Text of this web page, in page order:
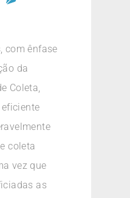
com ênfase
da
Coleta,
coleta
vez que
as